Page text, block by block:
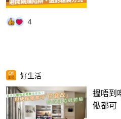
4
好生活
搵唔到
俬都可